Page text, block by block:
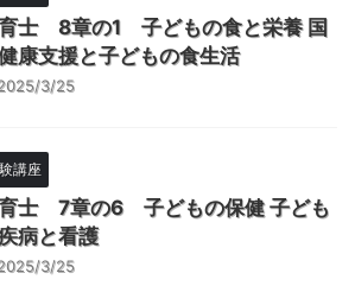
士 8章の1 子どもの食と栄養 国
康支援と子どもの食生活
3/25
講座
士 7章の6 子どもの保健 子ども
病と看護
3/25